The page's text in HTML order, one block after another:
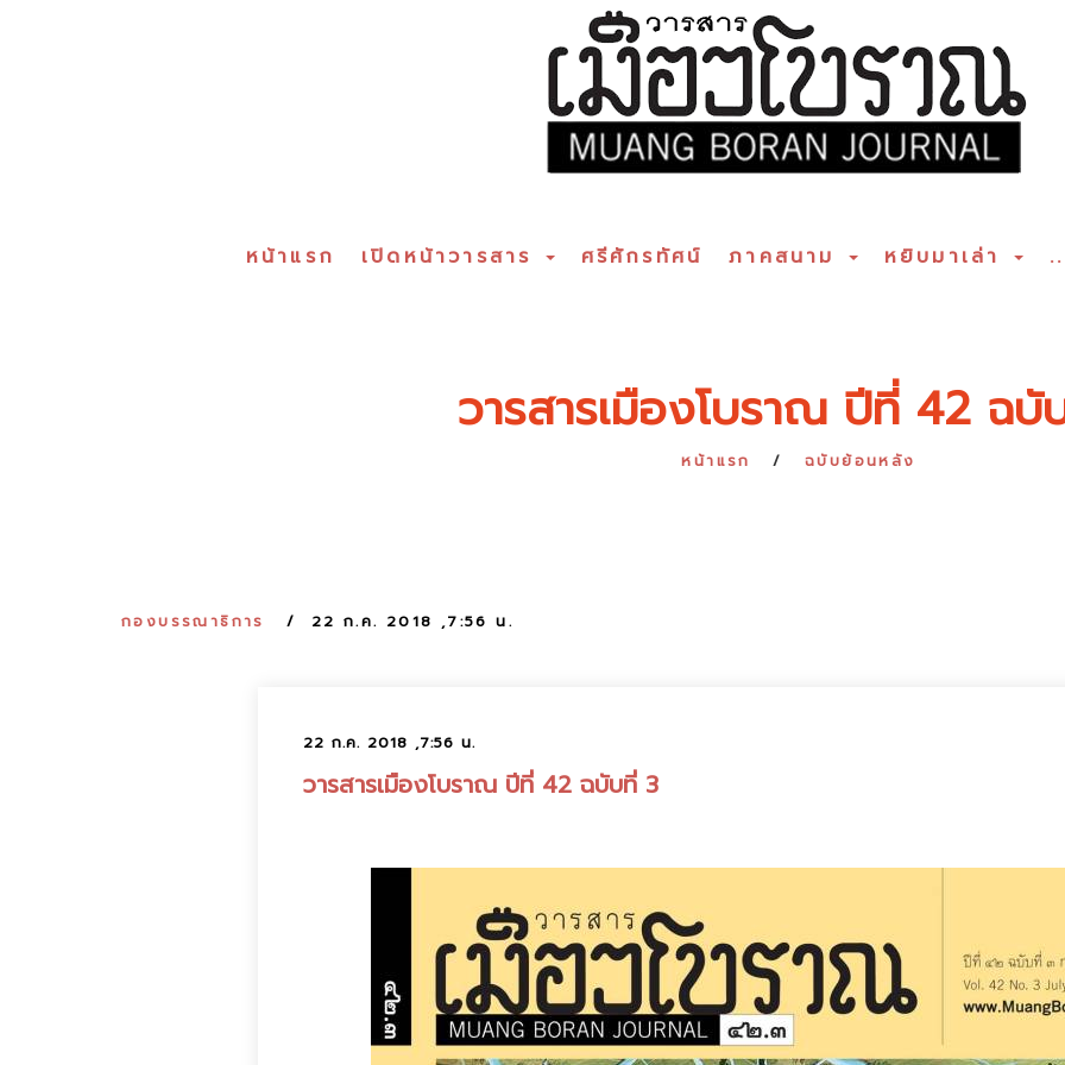
หน้าแรก เปิดหน้าวารสาร ศรีศักรทัศน์ ภาคสนาม หยิบมาเล่า
วารสารเมืองโบราณ ปีที่ 42 ฉบั
หน้าแรก ฉบับย้อนหลัง
กองบรรณาธิการ 22 ก.ค. 2018 ,7:56 น.
22 ก.ค. 2018 ,7:56 น.
วารสารเมืองโบราณ ปีที่ 42 ฉบับที่ 3